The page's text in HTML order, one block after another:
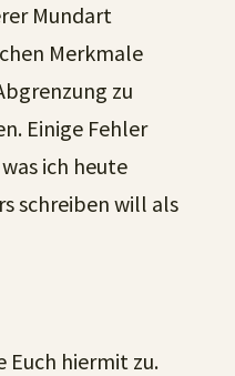
Mundart
Merkmale
zu
Einige Fehler
ich heute
schreiben will als
Euch hiermit zu.